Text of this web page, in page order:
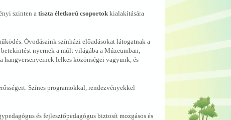
szinten a tiszta életkorú csoportok kialakítására
Óvodásaink színházi előadásokat látogatnak a
nyernek a múlt világába a Múzeumban,
lelkes közönségei vagyunk, és
Színes programokkal, rendezvényekkel
és fejlesztőpedagógus biztosít mozgásos és